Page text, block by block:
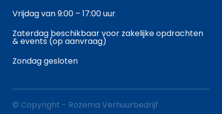
Vrijdag van 9:00 – 17:00 uur
Zaterdag beschikbaar voor zakelijke opdrachten
& events (op aanvraag)
Zondag gesloten
© Copyright - Rozema Verhuurbedrijf